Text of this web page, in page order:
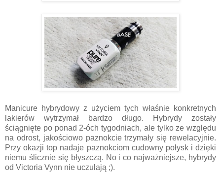
Manicure hybrydowy z użyciem tych właśnie konkretnych
lakierów wytrzymał bardzo długo. Hybrydy zostały
ściągnięte po ponad 2-óch tygodniach, ale tylko ze względu
na odrost, jakościowo paznokcie trzymały się rewelacyjnie.
Przy okazji top nadaje paznokciom cudowny połysk i dzięki
niemu ślicznie się błyszczą. No i co najważniejsze, hybrydy
od Victoria Vynn nie uczulają ;).